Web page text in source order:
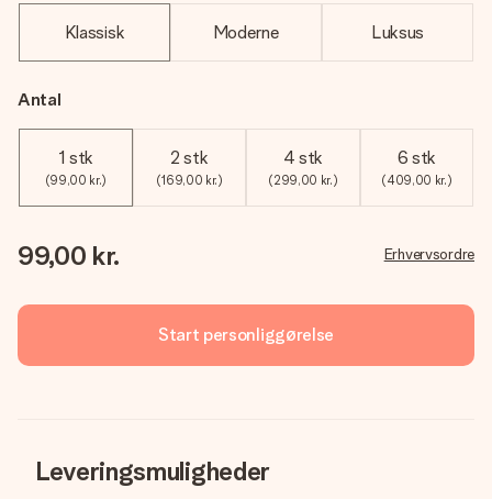
Klassisk Moderne Luksus
Antal
1 stk
(99,00 kr.)
2 stk
(169,00 kr.)
4 stk
(299,00 kr.)
6 stk
(409,00 kr.)
99,00 kr. Erhvervsordre
Start personliggørelse
Leveringsmuligheder